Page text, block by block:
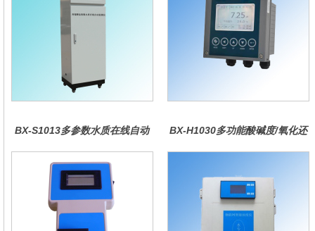
BX-S1013多参数水质在线自动
BX-H1030多功能酸碱度/氧化还